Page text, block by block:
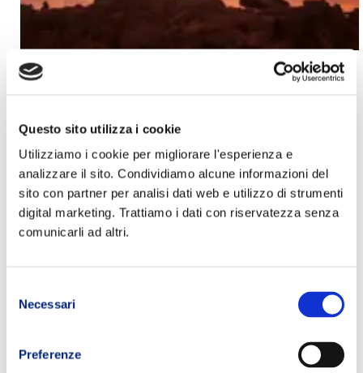
Questo sito utilizza i cookie
Utilizziamo i cookie per migliorare l'esperienza e
analizzare il sito. Condividiamo alcune informazioni del
sito con partner per analisi dati web e utilizzo di strumenti
digital marketing. Trattiamo i dati con riservatezza senza
comunicarli ad altri.
delNecessari
Preferenze
Calendario Gare Trail Running (2026): pianifica le
Metodo allenamento TRM
svizzera,trail running movement,Trail Running Movement
Team ,trailrunning, #Allenamento, Programmi Allenamento
Trail, training ultra trail,training ultratrail ,TRM podium,Ultra
distance,ultratrail